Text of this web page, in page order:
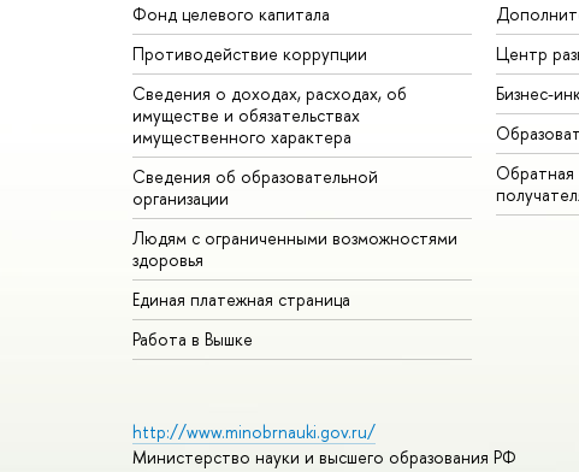
Фонд целевого капитала
Противодействие коррупции
Сведения о доходах, расходах, об
имуществе и обязательствах
имущественного характера
Сведения об образовательной
организации
Людям с ограниченными возможностями
здоровья
Единая платежная страница
Работа в Вышке
Центр
Бизнес-
Обратная
http://www.minobrnauki.gov.ru/
Министерство науки и высшего образования РФ